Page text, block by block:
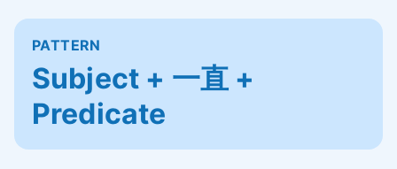
PATTERN
Subject + 一直 +
Predicate